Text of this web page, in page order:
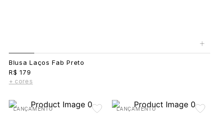
+
Blusa Laços Fab Preto
R$ 179
+ cores
LANÇAMENTO LANÇAMENTO